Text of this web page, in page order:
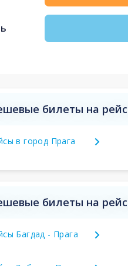
билеты на
в город Прага
билеты на
Багдад - Прага